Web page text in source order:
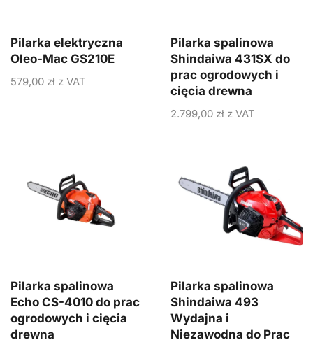
Pilarka elektryczna
Oleo-Mac GS210E
579,00 zł z VAT
Pilarka spalinowa
Shindaiwa 431SX do
prac ogrodowych i
cięcia drewna
2.799,00 zł z VAT
Pilarka spalinowa
Echo CS-4010 do prac
ogrodowych i cięcia
drewna
Pilarka spalinowa
Shindaiwa 493
Wydajna i
Niezawodna do Prac